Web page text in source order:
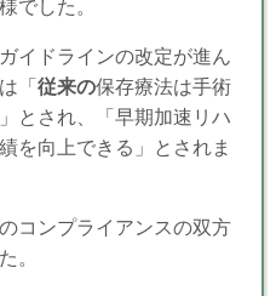
でした。
イドラインの改定が進ん
「 従来の保存療法は手術
とされ、「早期加速リハ
を向上できる」とされま
コンプライアンスの双方
。